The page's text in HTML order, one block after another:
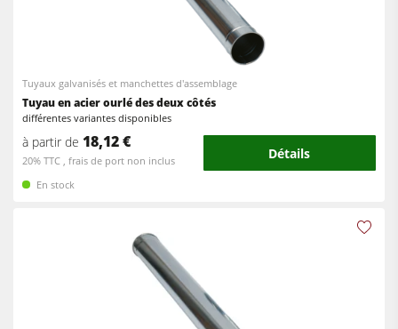
Automatisation & Manutention des matériaux
Gestion de projet
Tuyaux galvanisés et manchettes d'assemblage
Tuyau en acier ourlé des deux côtés
différentes variantes disponibles
à partir de 18,12 €
20% TTC , frais de port non inclus Détails
En stock